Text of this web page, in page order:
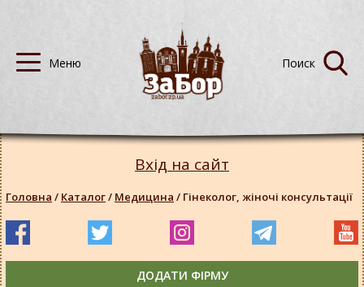
Вхід на сайт
Головна / Каталог/ Медицина / Гінеколог, жіночі консультації
ДОДАТИ ФІРМУ